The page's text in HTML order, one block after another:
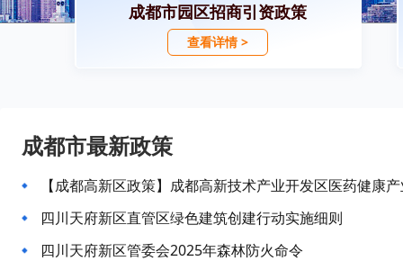
成都市园区招商引资政策
查看详情 >
成都市最新政策
【成都高新区政策】成都高新技术产业开发区医药健康
四川天府新区直管区绿色建筑创建行动实施细则
四川天府新区管委会2025年森林防火命令